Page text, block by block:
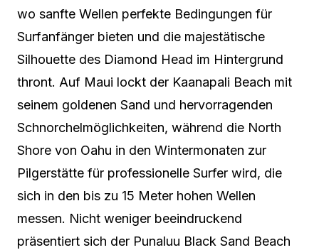
wo sanfte Wellen perfekte Bedingungen für
Surfanfänger bieten und die majestätische
Silhouette des Diamond Head im Hintergrund
thront. Auf Maui lockt der Kaanapali Beach mit
seinem goldenen Sand und hervorragenden
Schnorchelmöglichkeiten, während die North
Shore von Oahu in den Wintermonaten zur
Pilgerstätte für professionelle Surfer wird, die
sich in den bis zu 15 Meter hohen Wellen
messen. Nicht weniger beeindruckend
präsentiert sich der Punaluu Black Sand Beach